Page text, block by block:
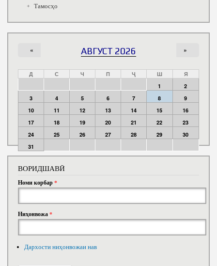
Тамосҳо
АВГУСТ 2026
« »
Д С Ч П Ҷ Ш
Я
1
2
3
4 5 6 7 8
9
10
11 12 13 14 15
16
17
18 19 20 21 22
23
24
25 26 27 28 29
30
31
ВОРИДШАВӢ
Номи корбар*
Ниҳонвожа*
Дархости ниҳонвожаи нав